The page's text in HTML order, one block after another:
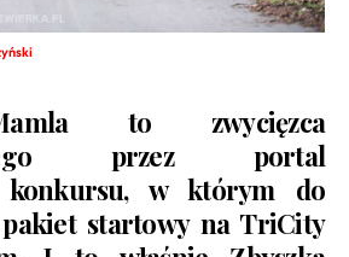
to zwycięzca
przez portal
konkursu, w którym do
startowy na TriCity